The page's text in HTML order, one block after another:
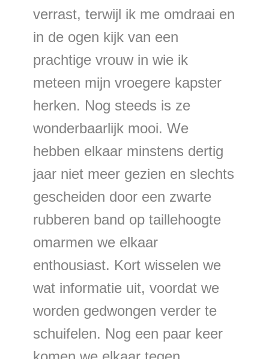
verrast, terwijl ik me omdraai en
in de ogen kijk van een
prachtige vrouw in wie ik
meteen mijn vroegere kapster
herken. Nog steeds is ze
wonderbaarlijk mooi. We
hebben elkaar minstens dertig
jaar niet meer gezien en slechts
gescheiden door een zwarte
rubberen band op taillehoogte
omarmen we elkaar
enthousiast. Kort wisselen we
wat informatie uit, voordat we
worden gedwongen verder te
schuifelen. Nog een paar keer